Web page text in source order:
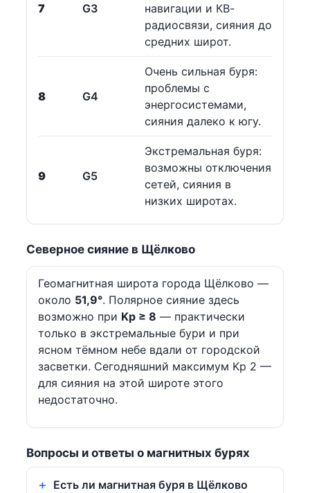
7 G3
навигации и КВ-
радиосвязи, сияния до
средних широт.
8 G4
Очень сильная буря:
проблемы с
энергосистемами,
сияния далеко к югу.
9 G5
Экстремальная буря:
возможны отключения
сетей, сияния в
низких широтах.
Северное сияние в Щёлково
Геомагнитная широта города Щёлково —
около 51,9°. Полярное сияние здесь
возможно при Kp ≥ 8 — практически
только в экстремальные бури и при
ясном тёмном небе вдали от городской
засветки. Сегодняшний максимум Kp 2 —
для сияния на этой широте этого
недостаточно.
Вопросы и ответы о магнитных бурях
Есть ли магнитная буря в Щёлково